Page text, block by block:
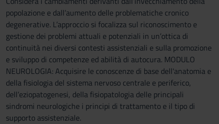
popolazione e dall’aumento delle problematiche cronico
degenerative. L’approccio si focalizza sul riconoscimento e
gestione dei problemi attuali e potenziali in un’ottica di
continuità nei diversi contesti assistenziali e sulla promozione
e sviluppo di competenze ed abilità di autocura. MODULO
NEUROLOGIA: Acquisire le conoscenze di base dell'anatomia e
della fisiologia del sistema nervoso centrale e periferico,
dell’eziopatogenesi, della fisiopatologia delle principali
sindromi neurologiche i principi di trattamento e il tipo di
supporto assistenziale.